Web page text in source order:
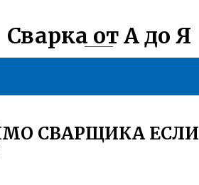
Сварка от А до Я
СВАРЩИКА ЕСЛИ